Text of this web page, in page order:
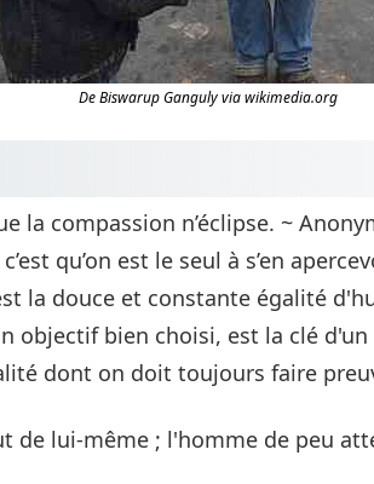
De Biswarup Ganguly via wikimedia.org
la compassion n’éclipse. ~
qu’on est le seul à s’en
la douce et constante égalité
objectif bien choisi, est la clé
dont on doit toujours faire
de lui-même ; l'homme de peu